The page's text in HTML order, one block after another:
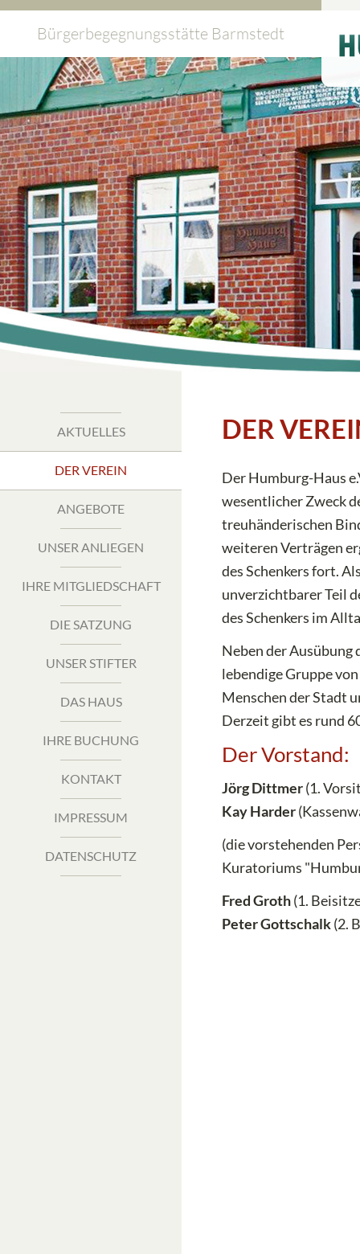
Bürgerbegegnungsstätte Barmstedt
DER
Der Humburg-Haus
wesentlicher Zweck
treuhänderischen
weiteren Verträgen
des Schenkers fort.
unverzichtbarer Teil
des Schenkers im
Neben der Ausübung
lebendige Gruppe
Menschen der Stadt
Derzeit gibt es rund
Der Vorstand:
Jörg Dittmer(1.
Kay Harder
(die vorstehenden
Kuratoriums
Fred Groth(1.
Peter Gottschalk(2.
überspringenAKTUELLES
DER VEREIN
ANGEBOTE
UNSER ANLIEGEN
IHRE MITGLIEDSCHAFT
DIE SATZUNG
UNSER STIFTER
DAS HAUS
IHRE BUCHUNG
KONTAKT
IMPRESSUM
DATENSCHUTZ